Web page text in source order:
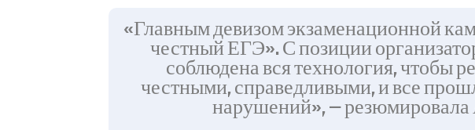
«Главным девизом экзаменационной
честный ЕГЭ». С позиции
соблюдена вся технология, чтобы
честными, справедливыми, и все
нарушений», —